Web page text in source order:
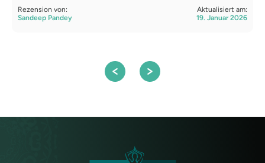
Rezension von:
Sandeep Pandey
Aktualisiert am:
19. Januar 2026